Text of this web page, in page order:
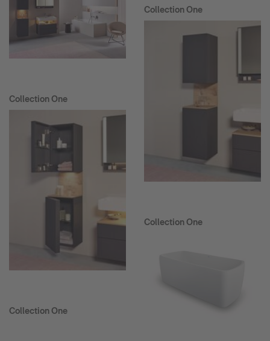
Collection One
Collection One
Collection One
Collection One